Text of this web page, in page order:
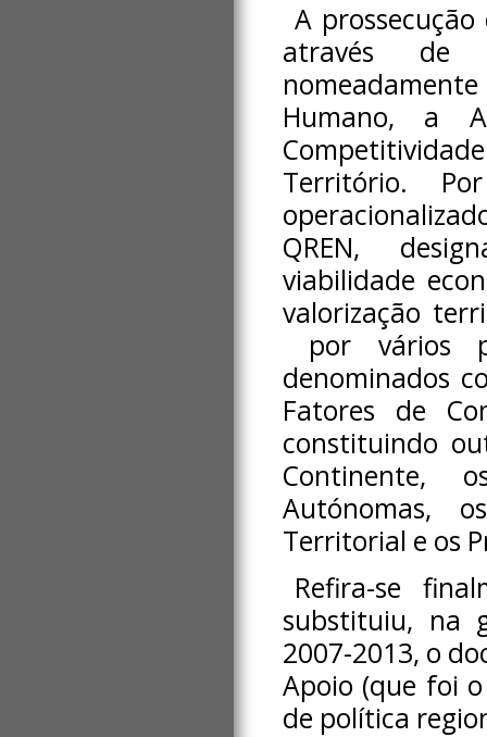
A
através de
Humano, a
Território.
QREN,
viabilidade
valorização
por vários
denominados
Fatores de
constituindo
Continente,
Autónomas,
Territorial e os
Refira-se
substituiu, na
2007-2013, o
Apoio (que foi
de política